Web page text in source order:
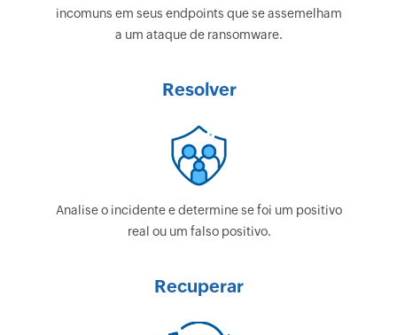
incomuns em seus endpoints que se assemelham
a um ataque de ransomware.
Resolver
Analise o incidente e determine se foi um positivo
real ou um falso positivo.
Recuperar